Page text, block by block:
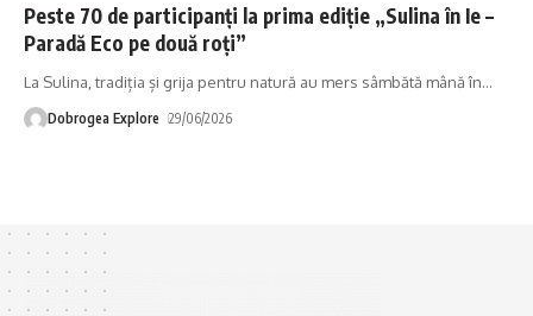
Peste 70 de participanți la prima ediție „Sulina în Ie –
Paradă Eco pe două roți”
La Sulina, tradiția și grija pentru natură au mers sâmbătă mână în…
Dobrogea Explore 29/06/2026